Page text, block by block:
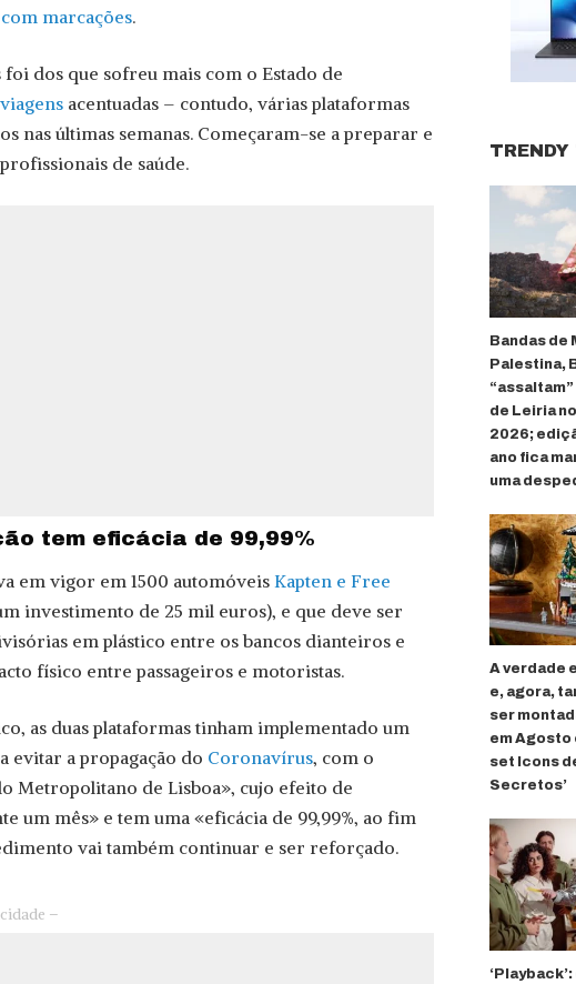
marcações.
foi dos que sofreu mais com o Estado de
acentuadas – contudo, várias plataformas
nas últimas semanas. Começaram-se a preparar e
de saúde.
tem eficácia de 99,99%
em vigor em 1500 automóveisKapten e Free
investimento de 25 mil euros), e que deve ser
em plástico entre os bancos dianteiros e
físico entre passageiros e motoristas.
as duas plataformas tinham implementado um
evitar a propagação do Coronavírus, com o
Metropolitano de Lisboa», cujo efeito de
um mês» e tem uma «eficácia de 99,99%, ao fim
vai também continuar e ser reforçado.
–
Bandas de
Palestina,
de Leiria
2026;
ano fica
uma
A verdade
e, agora,
ser
em Agosto
set Icons
Secretos’